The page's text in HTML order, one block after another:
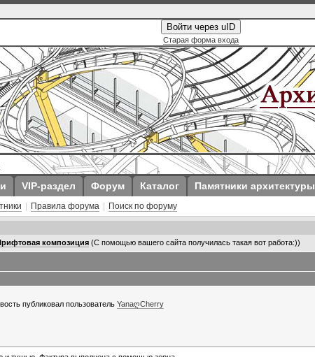
Войти через uID
Старая форма входа
VIP-раздел Форум Каталог Памятники архитектуры
Правила форума Поиск по форуму
композиция (С помощью вашего сайта получилась такая вот работа:))
публиковал пользователь YanaღCherry